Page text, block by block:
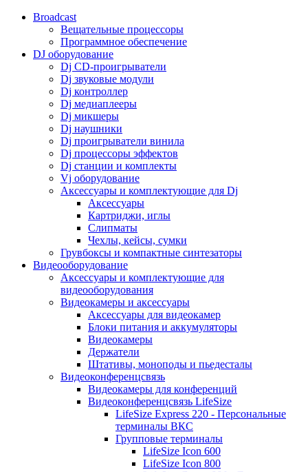
Broadcast
Вещательные процессоры
Программное обеспечение
DJ оборудование
Dj CD-проигрыватели
Dj звуковые модули
Dj контроллер
Dj медиаплееры
Dj микшеры
Dj наушники
Dj проигрыватели винила
Dj процессоры эффектов
Dj станции и комплекты
Vj оборудование
Аксессуары и комплектующие для Dj
Аксессуары
Картриджи, иглы
Слипматы
Чехлы, кейсы, сумки
Грувбоксы и компактные синтезаторы
Видеооборудование
Аксессуары и комплектующие для
видеооборудования
Видеокамеры и аксессуары
Аксессуары для видеокамер
Блоки питания и аккумуляторы
Видеокамеры
Держатели
Штативы, моноподы и пьедесталы
Видеоконференцсвязь
Видеокамеры для конференций
Видеоконференцсвязь LifeSize
LifeSize Express 220 - Персональные
терминалы ВКС
Групповые терминалы
LifeSize Icon 600
LifeSize Icon 800